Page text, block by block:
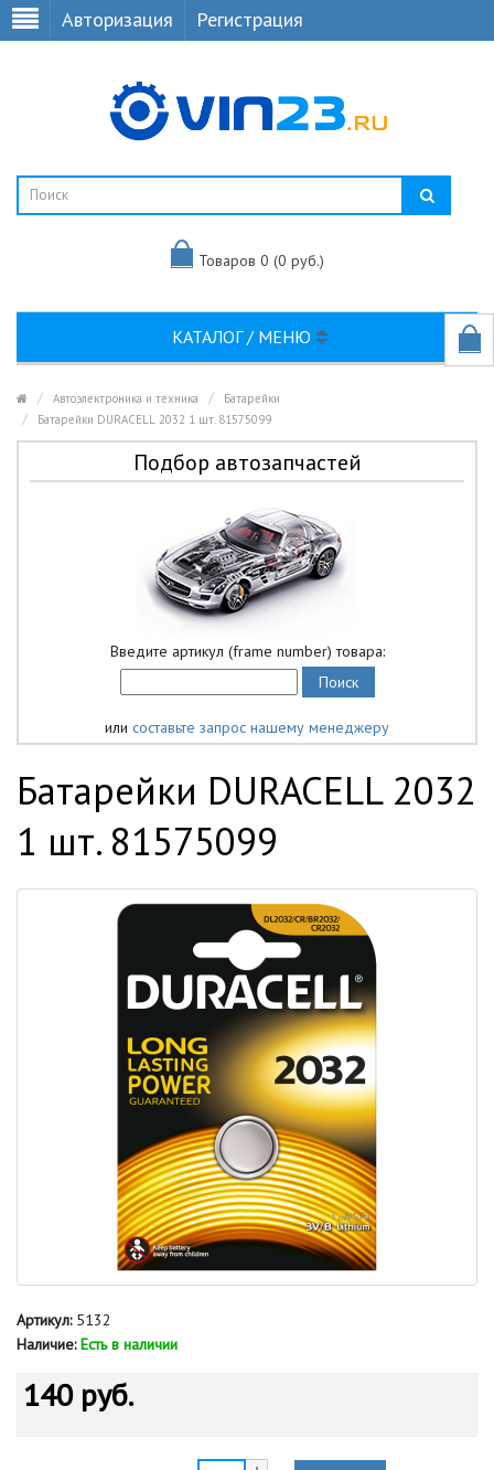
Авторизация Регистрация
Товаров 0 (0 руб.)
КАТАЛОГ / МЕНЮ
Автоэлектроника и техника
Батарейки
Батарейки DURACELL 2032 1 шт. 81575099
Подбор автозапчастей
Введите артикул (frame number) товара:
или составьте запрос нашему менеджеру
Батарейки DURACELL 2032
1 шт. 81575099
Артикул:5132
Наличие: Есть в наличии
140 руб.